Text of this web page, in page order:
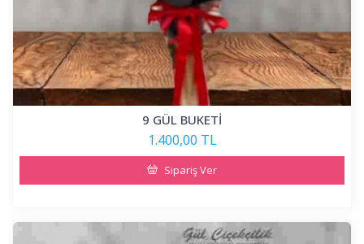
9 GÜL BUKETİ
1.400,00 TL
Sipariş Ver